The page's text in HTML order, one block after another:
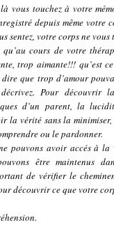
vous touchez à votre
depuis même votre
sentez, votre corps ne
qu’au cours de votre
trop aimante!!! qu’est
que trop d’amour
Pour découvrir
d’un parent, la
la vérité sans la
ou le pardonner.
pouvons avoir accés à
être maintenus
de vérifier le
découvrir ce que votre